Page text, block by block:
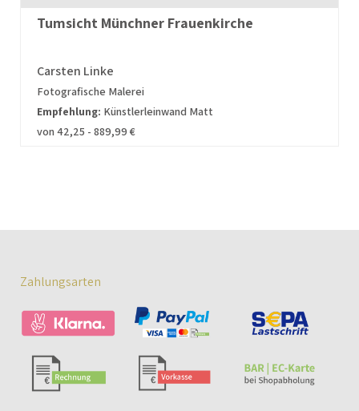
Tumsicht Münchner Frauenkirche
Carsten Linke
Fotografische Malerei
Empfehlung: Künstlerleinwand Matt
von 42,25 - 889,99 €
Zahlungsarten